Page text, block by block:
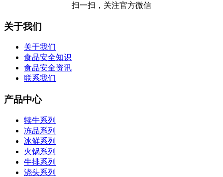
扫一扫，关注官方微信
关于我们
关于我们
食品安全知识
食品安全资讯
联系我们
产品中心
犊牛系列
冻品系列
冰鲜系列
火锅系列
牛排系列
浇头系列